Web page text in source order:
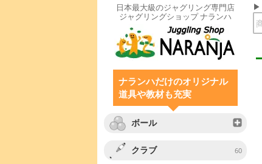
日本最大級のジャグリング専門店
ジャグリングショップ ナランハ
ナランハだけのオリジナル
道具や教材も充実
ボール
クラブ 60